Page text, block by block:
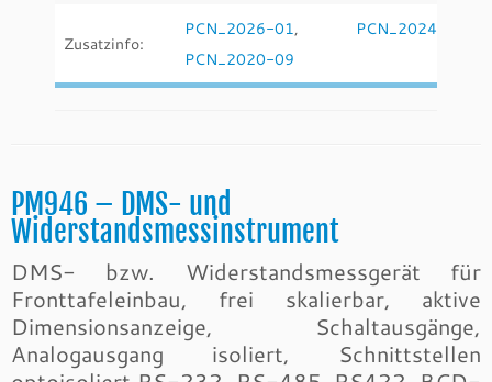
Zusatzinfo:
PCN_2026-01, PCN_2024-03
PCN_2020-09
PM946 – DMS- und
Widerstandsmessinstrument
DMS- bzw. Widerstandsmessgerät für
Fronttafeleinbau, frei skalierbar, aktive
Dimensionsanzeige, Schaltausgänge,
Analogausgang isoliert, Schnittstellen